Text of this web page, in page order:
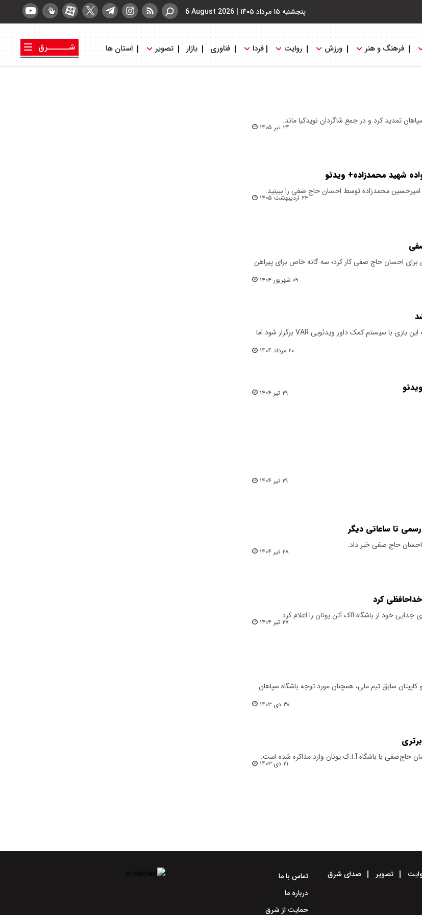
پنجشنبه ۱۵ مرداد ۱۴۰۵ |
6 August 2026
فرهنگ و هنر ورزش روایت فردا فناوری بازار تصویر استان ها
شــــــرق
تمدید کرد و در جمع شاگردان نویدکیا ماند.
۲۴ تیر ۱۴۰۵
۲۳ اردیبهشت ۱۴۰۵
احسان حاج صفی کار کرد؛ سه گانه خاص برای پیراهن
۰۹ شهریور ۱۴۰۴
کاپیتان تیم فوتبال سپاهان گفت: انتظار داشتیم که این بازی با سیستم کمک داور ویدئویی VAR برگزار شود اما
۲۰ مرداد ۱۴۰۴
۲۹ تیر ۱۴۰۴
۲۹ تیر ۱۴۰۴
تا ساعاتی دیگر
احسان حاج صفی خبر داد.
۲۸ تیر ۱۴۰۴
کرد
جدایی خود از باشگاه آاک آتن یونان را اعلام کرد.
۲۷ تیر ۱۴۰۴
سابق تیم ملی، همچنان مورد توجه باشگاه سپاهان
۳۰ دی ۱۴۰۳
حاج‌صفی با باشگاه آ.ا.ک یونان وارد مذاکره شده است.
۲۱ دی ۱۴۰۳
تصویر صدای شرق
تماس با ما
درباره ما
حمایت از شرق